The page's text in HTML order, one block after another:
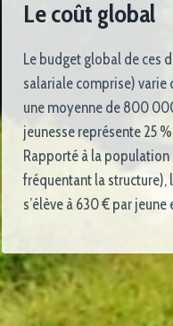
Le coût global
Le budget global de ces
salariale comprise) varie
une moyenne de 800
jeunesse représente 25
Rapporté à la
fréquentant la
s’élève à 630 € par jeune